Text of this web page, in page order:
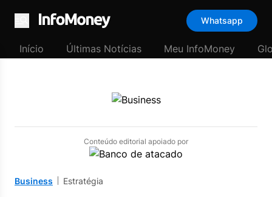
Menu
Whatsapp
Início Últimas Notícias Meu InfoMoney
Conteúdo editorial apoiado por
Business Estratégia